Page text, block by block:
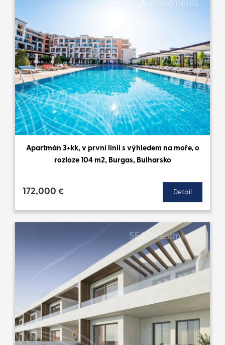
Apartmán 3+kk, v první linii s výhledem na moře, o
rozloze 104 m2, Burgas, Bulharsko
172,000 € Detail